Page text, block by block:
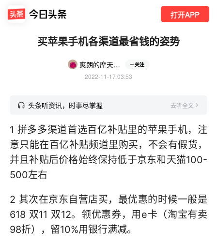
打开APP
买苹果手机各渠道最省钱的姿势
爽朗的摩天居士888 关注
2022-11-17 03:53
头条听资讯，时事尽掌握 去听全文
1 拼多多渠道首选百亿补贴里的苹果手机，注
意只能在百亿补贴频道里购买，不会有假货，
并且补贴后价格始终保持低于京东和天猫100-
500左右
2 其次在京东自营店买，最优惠的时候一般是
618 双11 双12。领优惠券，用e卡（淘宝有卖
98折），留10%用银行满减。